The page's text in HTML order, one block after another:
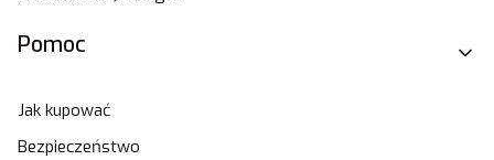
Pomoc
Jak kupować
Bezpieczeństwo